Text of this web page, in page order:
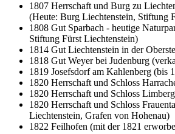
1807 Herrschaft und Burg zu
(Heute: Burg Liechtenstein, Stiftung
1808 Gut Sparbach - heutige
Stiftung Fürst Liechtenstein)
1814 Gut Liechtenstein in der
1818 Gut Weyer bei Judenburg
1819 Josefsdorf am Kahlenberg (bis
1820 Herrschaft und Schloss
1820 Herrschaft und Schloss
1820 Herrschaft und Schloss
Liechtenstein, Grafen von Hohenau)
1822 Feilhofen (mit der 1821